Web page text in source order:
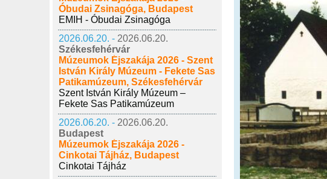
Óbudai Zsinagóga, Budapest
EMIH - Óbudai Zsinagóga
2026.06.20. - 2026.06.20.
Székesfehérvár
Múzeumok Éjszakája 2026 - Szent
István Király Múzeum - Fekete Sas
Patikamúzeum, Székesfehérvár
Szent István Király Múzeum –
Fekete Sas Patikamúzeum
2026.06.20. - 2026.06.20.
Budapest
Múzeumok Éjszakája 2026 -
Cinkotai Tájház, Budapest
Cinkotai Tájház